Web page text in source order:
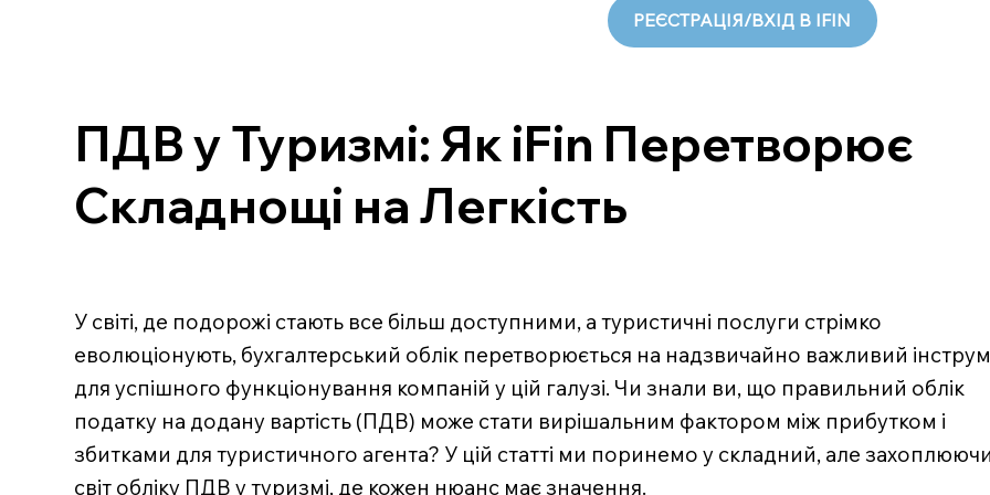
РЕЄСТРАЦІЯ/ВХІД В IFIN
ПДВ у Туризмі: Як iFin Перетворює
Складнощі на Легкість
У світі, де подорожі стають все більш доступними, а туристичні послуги стрімко
еволюціонують, бухгалтерський облік перетворюється на надзвичайно важливий
для успішного функціонування компаній у цій галузі. Чи знали ви, що правильний облік
податку на додану вартість (ПДВ) може стати вирішальним фактором між прибутком і
збитками для туристичного агента? У цій статті ми поринемо у складний, але
світ обліку ПДВ у туризмі, де кожен нюанс має значення.